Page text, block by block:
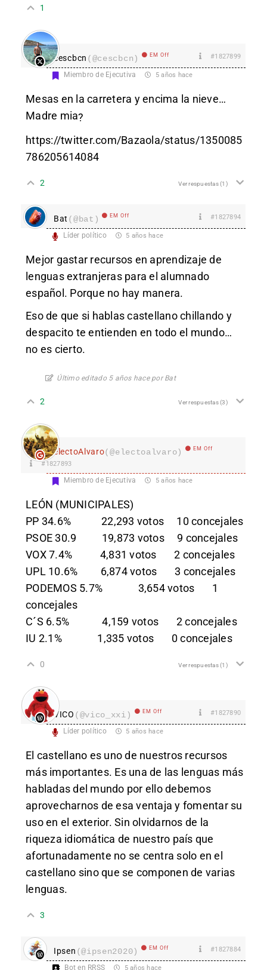
1
cescbcn (@cescbcn) EM Off #1827899
Miembro de Ejecutiva 5 años hace
Mesas en la carretera y encima la nieve…
Madre mia?
https://twitter.com/Bazaola/status/1350085
786205614084
2 Ver respuestas(1)
Bat (@bat) EM Off #1827894
Líder político 5 años hace
Mejor gastar recursos en aprendizaje de
lenguas extranjeras para el alumnado
español. Porque no hay manera.
Eso de que si hablas castellano chillando y
despacito te entienden en todo el mundo…
no es cierto.
Último editado 5 años hace por Bat
2 Ver respuestas(3)
electoAlvaro(@electoalvaro) EM Off
#1827893
Miembro de Ejecutiva 5 años hace
LEÓN (MUNICIPALES)
PP 34.6% 22,293 votos 10 concejales
PSOE 30.9 19,873 votos 9 concejales
VOX 7.4% 4,831 votos 2 concejales
UPL 10.6% 6,874 votos 3 concejales
PODEMOS 5.7% 3,654 votos 1
concejales
C´S 6.5% 4,159 votos 2 concejales
IU 2.1% 1,335 votos 0 concejales
0 Ver respuestas(1)
VICO (@vico_xxi) EM Off #1827890
Líder político 5 años hace
El castellano es uno de nuestros recursos
más importantes. Es una de las lenguas más
habladas del mundo por ello debemos
aprovecharnos de esa ventaja y fomentar su
uso en el exterior. Sin olvidarnos de la
riqueza idiomática de nuestro país que
afortunadamente no se centra solo en el
castellano sino que se componen de varias
lenguas.
3
Ipsen (@ipsen2020) EM Off #1827884
Bot en RRSS 5 años hace